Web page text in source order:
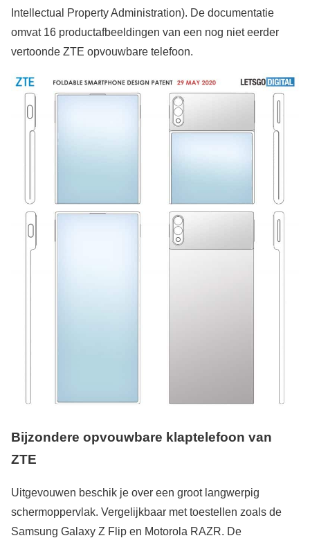
Intellectual Property Administration). De documentatie
omvat 16 productafbeeldingen van een nog niet eerder
vertoonde ZTE opvouwbare telefoon.
Bijzondere opvouwbare klaptelefoon van
ZTE
Uitgevouwen beschik je over een groot langwerpig
schermoppervlak. Vergelijkbaar met toestellen zoals de
Samsung Galaxy Z Flip en Motorola RAZR. De